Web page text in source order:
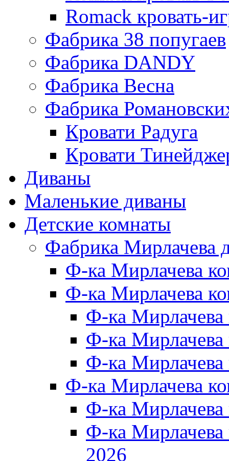
Romack кровать-
Фабрика 38 попугаев
Фабрика DАNDY
Фабрика Весна
Фабрика
Кровати Радуга
Кровати
Диваны
Маленькие диваны
Детские комнаты
Фабрика Мирлачева
Ф-ка Мирлачева
Ф-ка Мирлачева
Ф-ка
Ф-ка Мирлачева
Ф-ка Мирлачева
Ф-ка Мирлачева
Ф-ка
Ф-ка
2026